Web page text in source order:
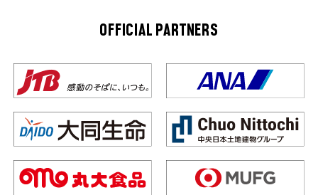
OFFICIAL PARTNERS